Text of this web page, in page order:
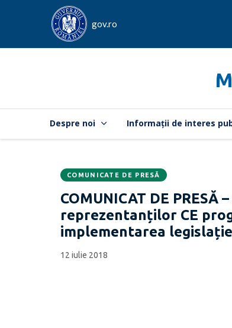
gov.ro
Despre noi Informații de interes
CATEGORIA:
COMUNICATE DE PRESĂ
COMUNICAT DE
reprezentanților CE
implementarea
Data
publicării:
12 iulie 2018